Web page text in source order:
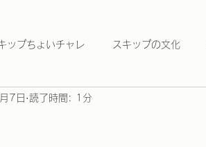
ップちょいチャレ スキップの文化
7日 読了時間: 1分